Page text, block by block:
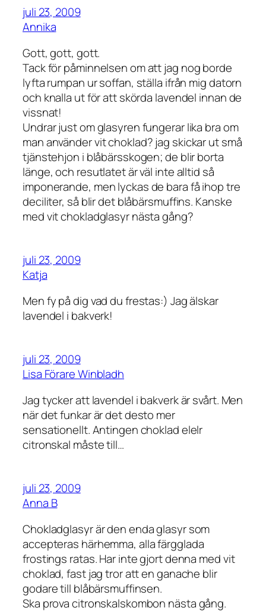
juli 23, 2009
Annika
Gott, gott, gott.
Tack för påminnelsen om att jag nog borde
lyfta rumpan ur soffan, ställa ifrån mig datorn
och knalla ut för att skörda lavendel innan de
vissnat!
Undrar just om glasyren fungerar lika bra om
man använder vit choklad? jag skickar ut små
tjänstehjon i blåbärsskogen; de blir borta
länge, och resutlatet är väl inte alltid så
imponerande, men lyckas de bara få ihop tre
deciliter, så blir det blåbärsmuffins. Kanske
med vit chokladglasyr nästa gång?
juli 23, 2009
Katja
Men fy på dig vad du frestas:) Jag älskar
lavendel i bakverk!
juli 23, 2009
Lisa Förare Winbladh
Jag tycker att lavendel i bakverk är svårt. Men
när det funkar är det desto mer
sensationellt. Antingen choklad elelr
citronskal måste till…
juli 23, 2009
Anna B
Chokladglasyr är den enda glasyr som
accepteras härhemma, alla färgglada
frostings ratas. Har inte gjort denna med vit
choklad, fast jag tror att en ganache blir
godare till blåbärsmuffinsen.
Ska prova citronskalskombon nästa gång.